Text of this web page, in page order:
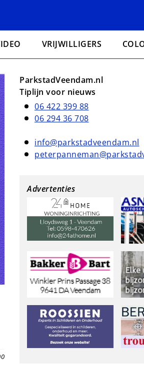
VRIJWILLIGERS
ParkstadVeendam.nl
Tiplijn voor nieuws
06 422 399 88
06 294 36 708
info@parkstadveendam.nl
Advertenties